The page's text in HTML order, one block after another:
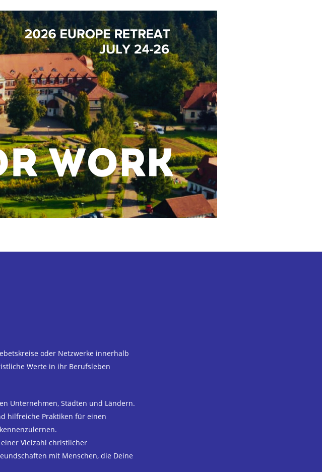
oder Netzwerke innerhalb
Werte in ihr Berufsleben
Unternehmen, Städten und Ländern.
hilfreiche Praktiken für einen
Vielzahl christlicher
mit Menschen, die Deine